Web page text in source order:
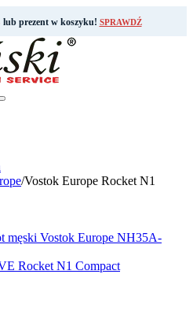
lub prezent w koszyku! SPRAWDŹ
/Vostok Europe Rocket N1